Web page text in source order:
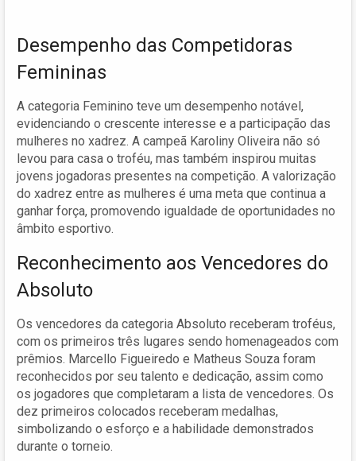
Desempenho das Competidoras
Femininas
A categoria Feminino teve um desempenho notável,
evidenciando o crescente interesse e a participação das
mulheres no xadrez. A campeã Karoliny Oliveira não só
levou para casa o troféu, mas também inspirou muitas
jovens jogadoras presentes na competição. A valorização
do xadrez entre as mulheres é uma meta que continua a
ganhar força, promovendo igualdade de oportunidades no
âmbito esportivo.
Reconhecimento aos Vencedores do
Absoluto
Os vencedores da categoria Absoluto receberam troféus,
com os primeiros três lugares sendo homenageados com
prêmios. Marcello Figueiredo e Matheus Souza foram
reconhecidos por seu talento e dedicação, assim como
os jogadores que completaram a lista de vencedores. Os
dez primeiros colocados receberam medalhas,
simbolizando o esforço e a habilidade demonstrados
durante o torneio.